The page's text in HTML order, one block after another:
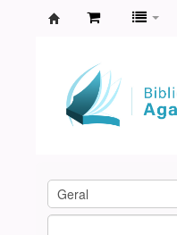
Agamenon
Magalhães